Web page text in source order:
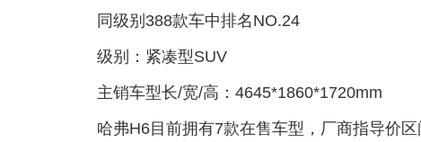
同级别388款车中排名NO.24
级别：紧凑型SUV
主销车型长/宽/高：4645*1860*1720mm
哈弗H6目前拥有7款在售车型，厂商指导价